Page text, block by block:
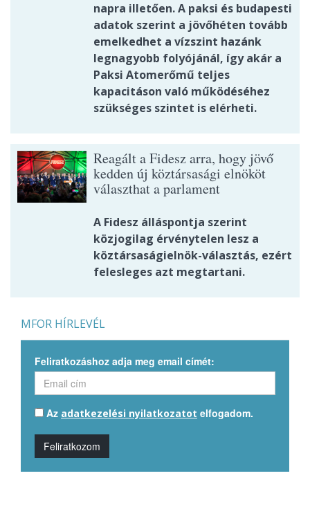
napra illetően. A paksi és budapesti
adatok szerint a jövőhéten tovább
emelkedhet a vízszint hazánk
legnagyobb folyójánál, így akár a
Paksi Atomerőmű teljes
kapacitáson való működéséhez
szükséges szintet is elérheti.
Reagált a Fidesz arra, hogy jövő
kedden új köztársasági elnököt
választhat a parlament
A Fidesz álláspontja szerint
közjogilag érvénytelen lesz a
köztársaságielnök-választás, ezért
felesleges azt megtartani.
MFOR HÍRLEVÉL
Feliratkozáshoz adja meg email címét:
Az adatkezelési nyilatkozatot elfogadom.
Feliratkozom